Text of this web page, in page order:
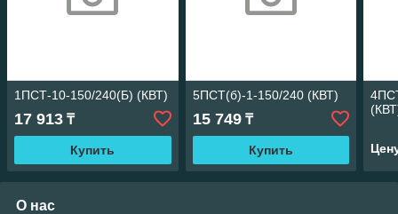
1ПСТ-10-150/240(Б) (КВТ)
17 913 ₸
Купить
5ПСТ(б)-1-150/240 (КВТ)
15 749₸
Купить
О нас